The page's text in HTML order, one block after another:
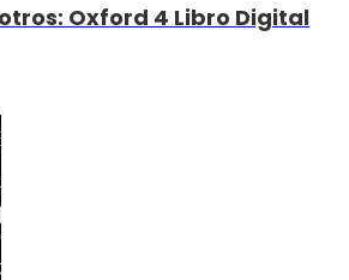
Oxford 4 Libro Digital